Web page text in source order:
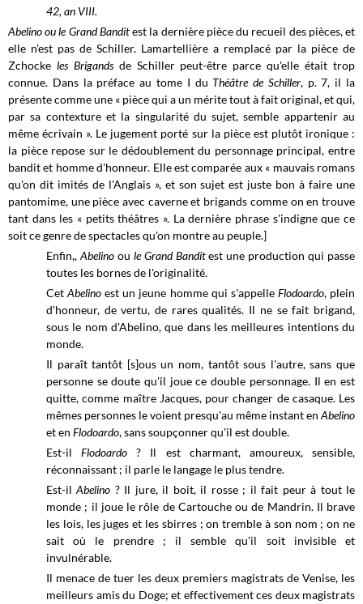
42, an VIII.
Abelino ou le Grand Banditest la dernière pièce du recueil des pièces, et
elle n'est pas de Schiller. Lamartellière a remplacé par la pièce de
Zchocke les Brigandsde Schiller peut-être parce qu'elle était trop
connue. Dans la préface au tome I du Théâtre de Schiller, p. 7, il la
présente comme une « pièce qui a un mérite tout à fait original, et qui,
par sa contexture et la singularité du sujet, semble appartenir au
même écrivain ». Le jugement porté sur la pièce est plutôt ironique :
la pièce repose sur le dédoublement du personnage principal, entre
bandit et homme d'honneur. Elle est comparée aux « mauvais romans
qu'on dit imités de l'Anglais », et son sujet est juste bon à faire une
pantomime, une pièce avec caverne et brigands comme on en trouve
tant dans les « petits théâtres ». La dernière phrase s'indigne que ce
soit ce genre de spectacles qu'on montre au peuple.]
Enfin,, Abelino ou le Grand Banditest une production qui passe
toutes les bornes de l'originalité.
CetAbelino est un jeune homme qui s'appelle Flodoardo, plein
d'honneur, de vertu, de rares qualités. Il ne se fait brigand,
sous le nom d'Abelino, que dans les meilleures intentions du
monde.
Il paraît tantôt [s]ous un nom, tantôt sous l'autre, sans que
personne se doute qu'il joue ce double personnage. Il en est
quitte, comme maître Jacques, pour changer de casaque. Les
mêmes personnes le voient presqu'au même instant en Abelino
et en Flodoardo, sans soupçonner qu'il est double.
Est-ilFlodoardo ? Il est charmant, amoureux, sensible,
réconnaissant ; il parle le langage le plus tendre.
Est-ilAbelino ? Il jure, il boit, il rosse ; il fait peur à tout le
monde ; il joue le rôle de Cartouche ou de Mandrin. Il brave
les lois, les juges et les sbirres ; on tremble à son nom ; on ne
sait où le prendre ; il semble qu'il soit invisible et
invulnérable.
Il menace de tuer les deux premiers magistrats de Venise, les
meilleurs amis du Doge; et effectivement ces deux magistrats